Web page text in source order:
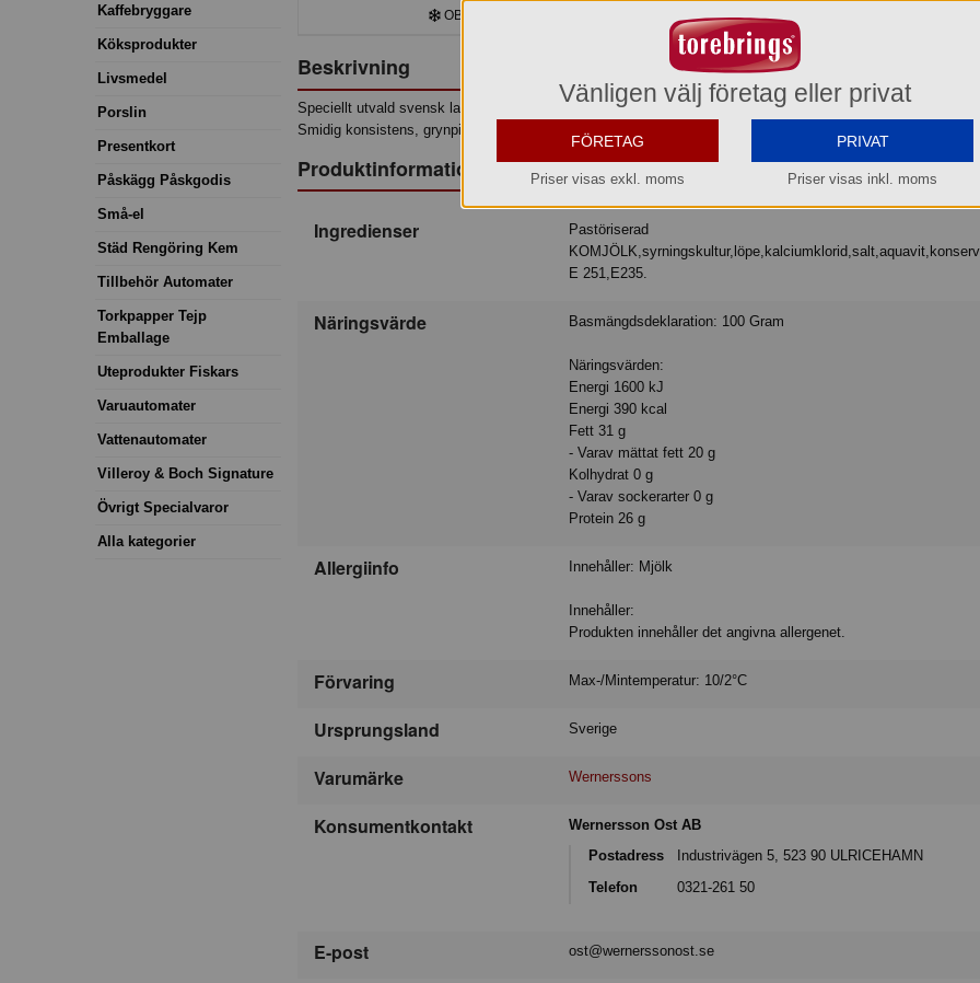
Kaffebryggare
Köksprodukter
Livsmedel
Porslin
Presentkort
Påskägg Påskgodis
Små-el
Städ Rengöring Kem
Tillbehör Automater
Torkpapper Tejp
Emballage
Uteprodukter Fiskars
Varuautomater
Vattenautomater
Villeroy & Boch Signature
Övrigt Specialvaror
Alla kategorier
OBS! Kylvara. Levereras med kyltransport, eller hämta själva vid vårt lager i Aneby.
Beskrivning
Speciellt utvald svensk lantost. Svartvaxad cylinderformad. Lagrad i minst 10 månader och förädlad med
Smidig konsistens, grynpipig. Smaken är fyllig med balanserad sälta, syra, viss nötighet och krydda från
Produktinformation
Ingredienser
Pastöriserad
E 251,E235.
Näringsvärde Basmängdsdeklaration: 100 Gram
Näringsvärden:
Energi 1600 kJ
Energi 390 kcal
Fett 31 g
- Varav mättat fett 20 g
Kolhydrat 0 g
- Varav sockerarter 0 g
Protein 26 g
Allergiinfo Innehåller: Mjölk
Innehåller:
Produkten innehåller det angivna allergenet.
Förvaring Max-/Mintemperatur: 10/2°C
Ursprungsland Sverige
Varumärke Wernerssons
Konsumentkontakt
Wernersson Ost AB
Postadress
Industrivägen 5, 523 90 ULRICEHAMN
Telefon
0321-261 50
E-post ost@wernerssonost.se
Vänligen välj företag eller privat
FÖRETAG
Priser visas exkl. moms
PRIVAT
Priser visas inkl. moms